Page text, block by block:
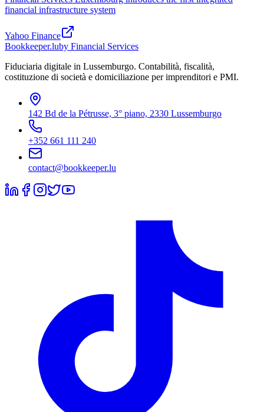
financial infrastructure system
Yahoo Finance
Bookkeeper.luby Financial Services
Fiduciaria digitale in Lussemburgo. Contabilità, fiscalità,
costituzione di società e domiciliazione per imprenditori e PMI.
142 Bd de la Pétrusse, 3° piano, 2330 Lussemburgo
+352 661 111 240
contact@bookkeeper.lu